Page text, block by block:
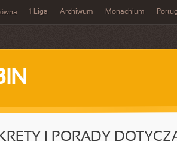
1 Liga Archiwum Monachium
I PORADY